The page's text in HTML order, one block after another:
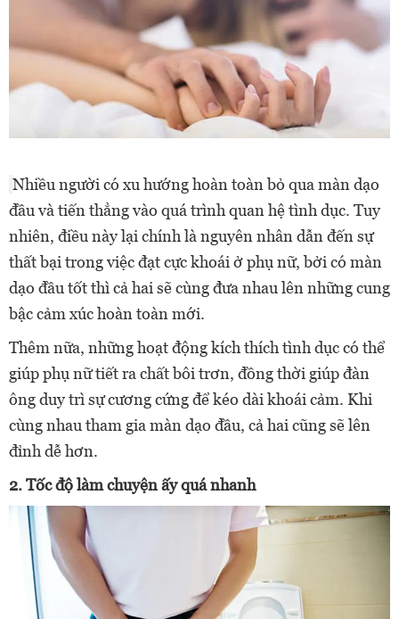
Nhiều người có xu hướng hoàn toàn bỏ qua màn dạo
đầu và tiến thẳng vào quá trình quan hệ tình dục. Tuy
nhiên, điều này lại chính là nguyên nhân dẫn đến sự
thất bại trong việc đạt cực khoái ở phụ nữ, bởi có màn
dạo đầu tốt thì cả hai sẽ cùng đưa nhau lên những cung
bậc cảm xúc hoàn toàn mới.
Thêm nữa, những hoạt động kích thích tình dục có thể
giúp phụ nữ tiết ra chất bôi trơn, đồng thời giúp đàn
ông duy trì sự cương cứng để kéo dài khoái cảm. Khi
cùng nhau tham gia màn dạo đầu, cả hai cũng sẽ lên
đỉnh dễ hơn.
2. Tốc độ làm chuyện ấy quá nhanh